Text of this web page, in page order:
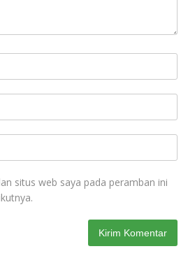
situs web saya pada peramban ini